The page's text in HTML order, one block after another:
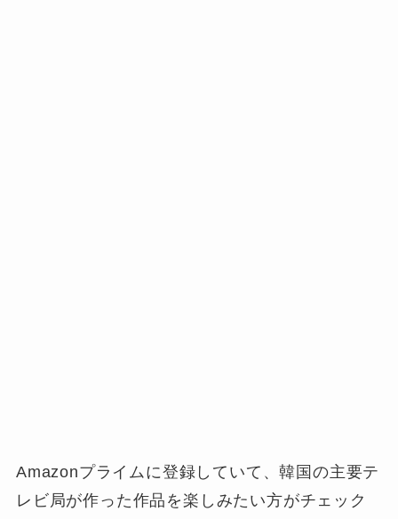
Amazonプライムに登録していて、韓国の主要テ
レビ局が作った作品を楽しみたい方がチェック